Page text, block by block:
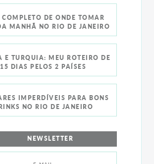
DE ONDE TOMAR
MANHÃ NO RIO DE JANEIRO
E TURQUIA: MEU ROTEIRO DE
15 DIAS PELOS 2 PAÍSES
IMPERDÍVEIS PARA BONS
NO RIO DE JANEIRO
NEWSLETTER